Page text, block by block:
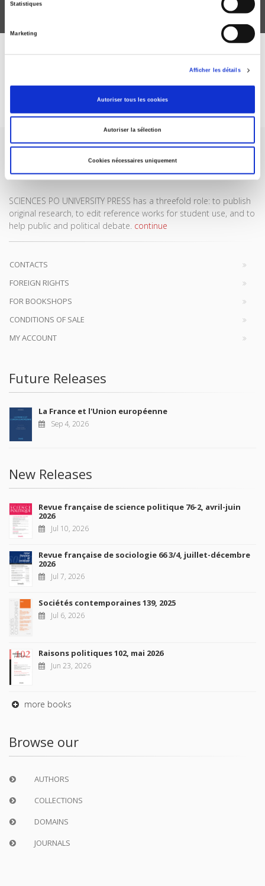
Statistiques
Marketing
Afficher les détails
Autoriser tous les cookies
Autoriser la sélection
Cookies nécessaires uniquement
DISCOVER OUR JOURNALS
Subscribe today
SCIENCES PO UNIVERSITY PRESS has a threefold role: to publish
original research, to edit reference works for student use, and to
help public and political debate. continue
CONTACTS
FOREIGN RIGHTS
FOR BOOKSHOPS
CONDITIONS OF SALE
MY ACCOUNT
Future Releases
La France et l'Union européenne
Sep 4, 2026
New Releases
Revue française de science politique 76-2, avril-juin
2026
Jul 10, 2026
Revue française de sociologie 66 3/4, juillet-décembre
2026
Jul 7, 2026
Sociétés contemporaines 139, 2025
Jul 6, 2026
Raisons politiques 102, mai 2026
Jun 23, 2026
more books
Browse our
AUTHORS
COLLECTIONS
DOMAINS
JOURNALS